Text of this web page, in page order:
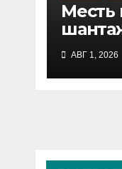
Месть
Рабат
толпу
анклав
АВГ 1, 2026